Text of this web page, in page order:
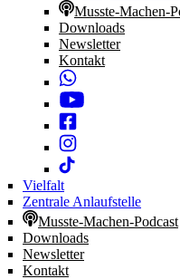
Musste-Machen-
Downloads
Newsletter
Kontakt
Vielfalt
Zentrale Anlaufstelle
Musste-Machen-Podcast
Downloads
Newsletter
Kontakt